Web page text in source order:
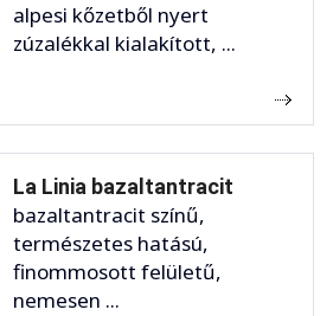
alpesi kőzetből nyert
zúzalékkal kialakított, ...
La Linia bazaltantracit
bazaltantracit színű,
természetes hatású,
finommosott felületű,
nemesen ...